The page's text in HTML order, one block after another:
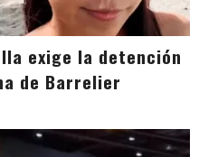
exige la detención
de Barrelier